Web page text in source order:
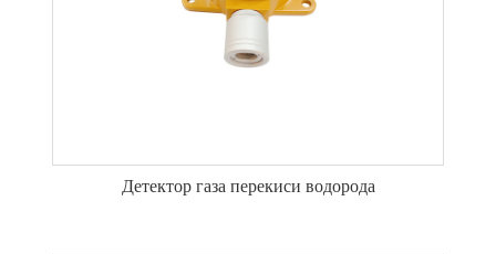
Детектор газа перекиси водорода